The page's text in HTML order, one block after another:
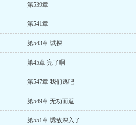
第539章
第541章
第543章 试探
第45章 完了啊
第547章 我们逃吧
第549章 无功而返
第551章 诱敌深入了